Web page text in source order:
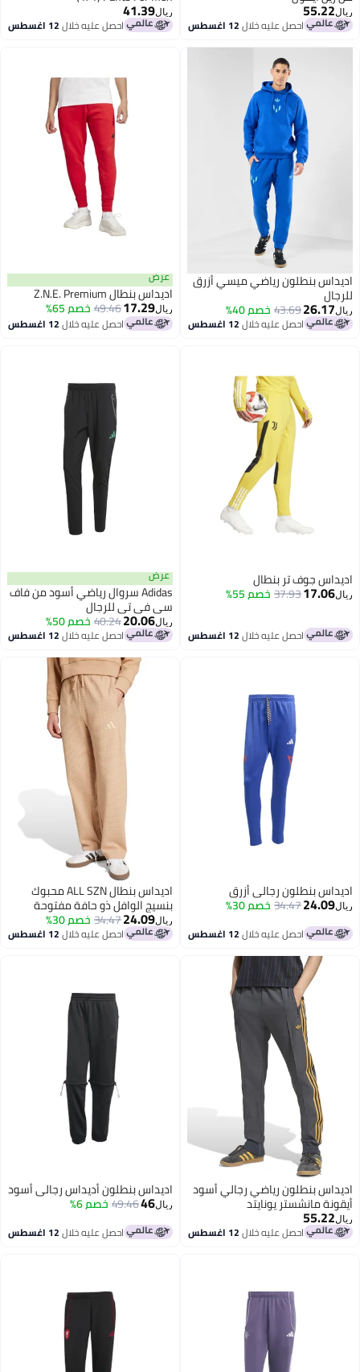
55.22
احصل عليه خلال12 اغسطس
41.39
احصل عليه خلال12 اغسطس
بنطلون رياضي ميسي أزرق
26.17
43.69خصم 40%
احصل عليه خلال12 اغسطس
عرض
اديداس بنطال Z.N.E. Premium
17.29
49.46خصم 65%
احصل عليه خلال12 اغسطس
جوف تر بنطال
17.06
37.93خصم 55%
احصل عليه خلال12 اغسطس
عرض
Adidas سروال رياضي أسود من فاف
سي في تي للرجال
20.06
40.24خصم 50%
احصل عليه خلال12 اغسطس
بنطلون رجالي أزرق
24.09
34.47خصم 30%
احصل عليه خلال12 اغسطس
اديداس بنطال ALL SZN محبوك
بنسيج الوافل ذو حافة مفتوحة
24.09
34.47خصم 30%
احصل عليه خلال12 اغسطس
بنطلون رياضي رجالي أسود
مانشستر يونايتد
55.22
احصل عليه خلال12 اغسطس
اديداس بنطلون أديداس رجالي أسود
46
49.46خصم 6%
احصل عليه خلال12 اغسطس